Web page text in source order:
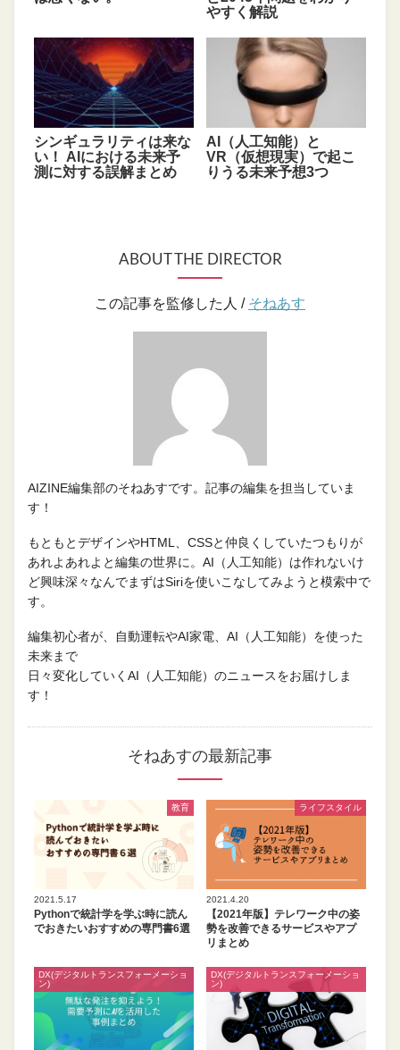
やすく解説
シンギュラリティは来な
い！ AIにおける未来予
測に対する誤解まとめ
AI（人工知能）と
VR（仮想現実）で起こ
りうる未来予想3つ
ABOUT THE DIRECTOR
この記事を監修した人 / そねあす
AIZINE編集部のそねあすです。記事の編集を担当していま
す！
もともとデザインやHTML、CSSと仲良くしていたつもりが
あれよあれよと編集の世界に。AI（人工知能）は作れないけ
ど興味深々なんでまずはSiriを使いこなしてみようと模索中で
す。
編集初心者が、自動運転やAI家電、AI（人工知能）を使った
未来まで
日々変化していくAI（人工知能）のニュースをお届けしま
す！
そねあすの最新記事
教育
2021.5.17
Pythonで統計学を学ぶ時に読ん
でおきたいおすすめの専門書6選
ライフスタイル
2021.4.20
【2021年版】テレワーク中の姿
勢を改善できるサービスやアプ
リまとめ
DX(デジタルトランスフォーメーショ
ン)
DX(デジタルトランスフォーメーショ
ン)